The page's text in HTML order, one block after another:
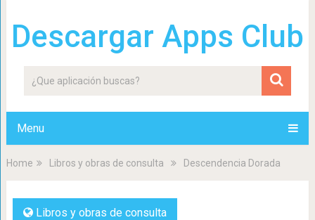
Descargar Apps Club
Menu
Home Libros y obras de consulta Descendencia Dorada
Libros y obras de consulta